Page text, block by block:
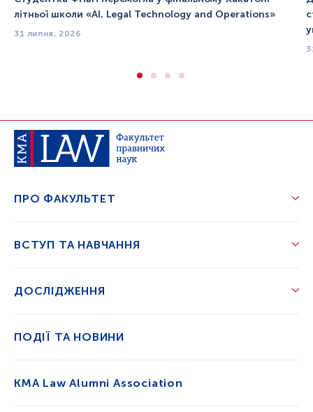
літньої школи «AI, Legal Technology and Operations»
31 липня, 2026
ПРО ФАКУЛЬТЕТ
ВСТУП ТА НАВЧАННЯ
ДОСЛІДЖЕННЯ
ПОДІЇ ТА НОВИНИ
KMA Law Alumni Association